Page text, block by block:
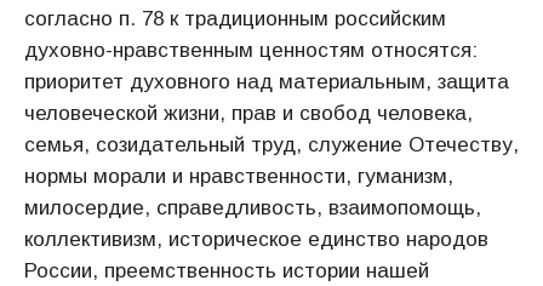
согласно п. 78 к традиционным российским
духовно-нравственным ценностям относятся:
приоритет духовного над материальным, защита
человеческой жизни, прав и свобод человека,
семья, созидательный труд, служение Отечеству,
нормы морали и нравственности, гуманизм,
милосердие, справедливость, взаимопомощь,
коллективизм, историческое единство народов
России, преемственность истории нашей